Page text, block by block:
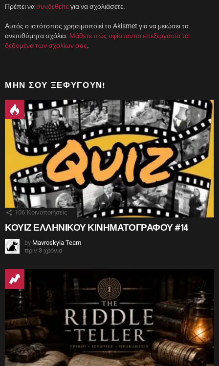
Πρέπει νασυνδεθείτεγια να σχολιάσετε.
Αυτός ο ιστότοπος χρησιμοποιεί το Akismet για να μειώσει τα
ανεπιθύμητα σχόλια. Μάθετε πώς υφίστανται επεξεργασία τα
δεδομένα των σχολίων σας.
ΜΗΝ ΣΟΥ ΞΕΦΎΓΟΥΝ!
106 Κοινοποιήσεις
ΚΟΥΙΖ ΕΛΛΗΝΙΚΟΥ ΚΙΝΗΜΑΤΟΓΡΑΦΟΥ #14
by Mavroskyla Team
πριν 3 χρόνια